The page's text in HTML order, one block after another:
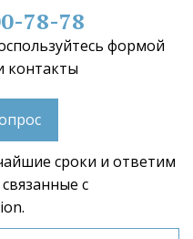
78-78
формой
контакты
сроки и ответим
с